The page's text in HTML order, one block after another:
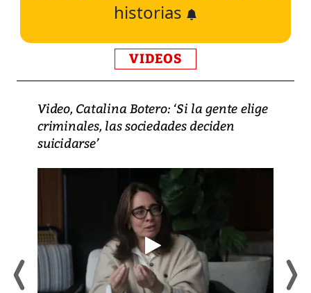
historias
VIDEOS
Video, Catalina Botero: ‘Si la gente elige
criminales, las sociedades deciden
suicidarse’